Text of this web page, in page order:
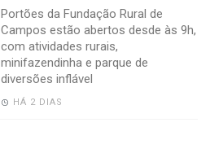
Portões da Fundação Rural de
Campos estão abertos desde às 9h,
com atividades rurais,
minifazendinha e parque de
diversões inflável
HÁ 2 DIAS